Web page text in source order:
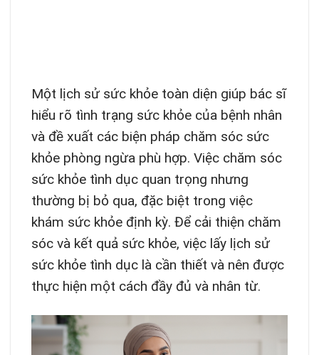
Một lịch sử sức khỏe toàn diện giúp bác sĩ
hiểu rõ tình trạng sức khỏe của bệnh nhân
và đề xuất các biện pháp chăm sóc sức
khỏe phòng ngừa phù hợp. Việc chăm sóc
sức khỏe tình dục quan trọng nhưng
thường bị bỏ qua, đặc biệt trong việc
khám sức khỏe định kỳ. Để cải thiện chăm
sóc và kết quả sức khỏe, việc lấy lịch sử
sức khỏe tình dục là cần thiết và nên được
thực hiện một cách đầy đủ và nhân từ.